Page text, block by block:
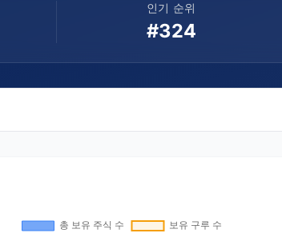
인기 순위
#324